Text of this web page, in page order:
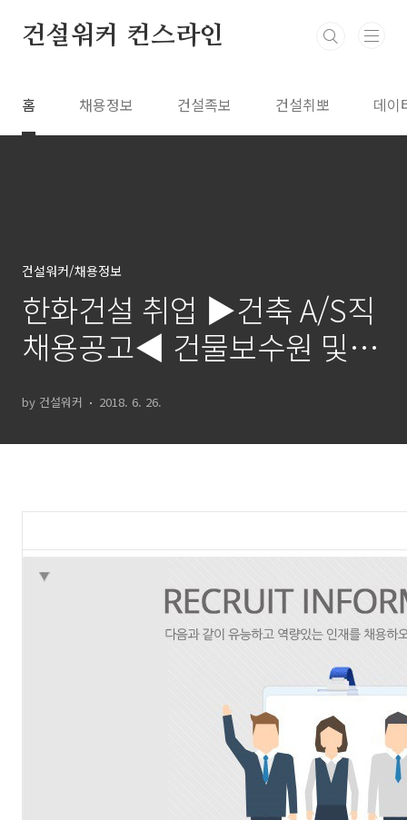
건설워커 컨스라인
홈 채용정보 건설족보 건설취뽀 데이
건설워커/채용정보
한화건설 취업 ▶건축 A/S직
채용공고◀ 건물보수원 및 영
by 건설워커 2018. 6. 26.